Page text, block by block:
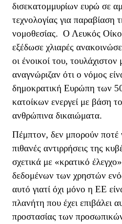
δισεκατομμυρίων ευρώ σε
τεχνολογίας για παραβίαση
νομοθεσίας. Ο Λευκός
εξέδωσε χλιαρές
οι ένοικοί του, τουλάχιστον
αναγνώριζαν ότι ο νόμος
δημοκρατική Ευρώπη των
κατοίκων ενεργεί με βάση
ανθρώπινα δικαιώματα.
Πέμπτον, δεν μπορούν ποτέ
πιθανές αντιρρήσεις της
σχετικά με «κρατικό
δεδομένων των χρηστών
αυτό γιατί όχι μόνο η ΕΕ
πλανήτη που έχει επιβάλει
προστασίας των